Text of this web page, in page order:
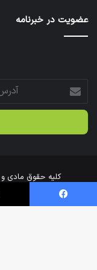
عضویت در خبرنامه
آدرس
ایمیل
خود
وارد
کلیه حقوق مادی
فیس بوک X